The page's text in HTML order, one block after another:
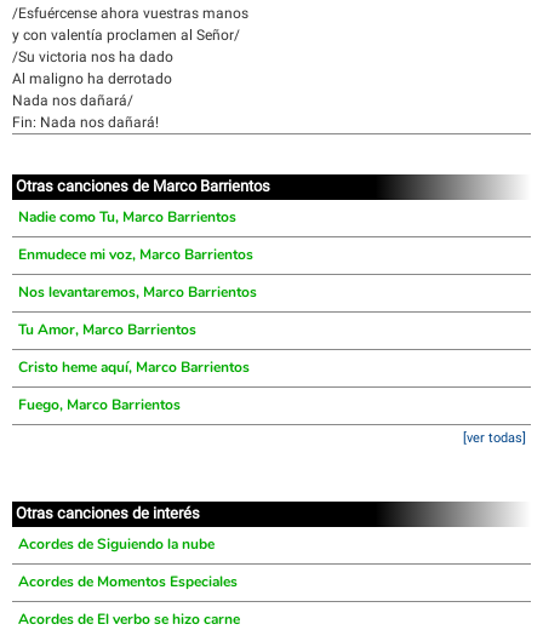
/Esfuércense ahora vuestras manos
y con valentía proclamen al Señor/
/Su victoria nos ha dado
Al maligno ha derrotado
Nada nos dañará/
Fin: Nada nos dañará!
Otras canciones de Marco Barrientos
Nadie como Tu, Marco Barrientos
Enmudece mi voz, Marco Barrientos
Nos levantaremos, Marco Barrientos
Tu Amor, Marco Barrientos
Cristo heme aquí, Marco Barrientos
Fuego, Marco Barrientos
[ver todas]
Otras canciones de interés
Acordes de Siguiendo la nube
Acordes de Momentos Especiales
Acordes de El verbo se hizo carne